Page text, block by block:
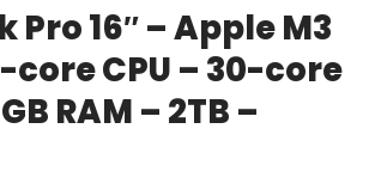
Pro 16″ – Apple M3
core CPU – 30-core
RAM – 2TB –